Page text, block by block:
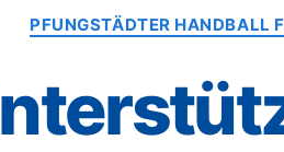
PFUNGSTÄDTER HANDBALL